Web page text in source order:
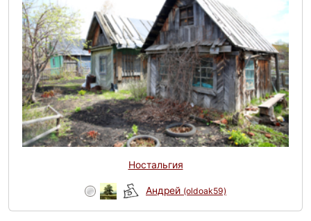
Ностальгия
Андрей (oldoak59)